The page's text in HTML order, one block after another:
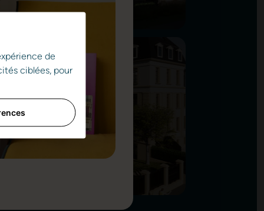
de
ciblées, pour